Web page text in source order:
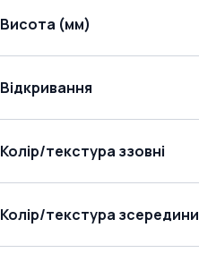
Висота (мм)
Відкривання
Колір/текстура ззовні
Колір/текстура зсередини